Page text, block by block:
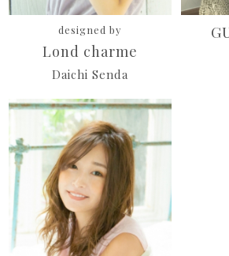
designed by
Lond charme
Daichi Senda